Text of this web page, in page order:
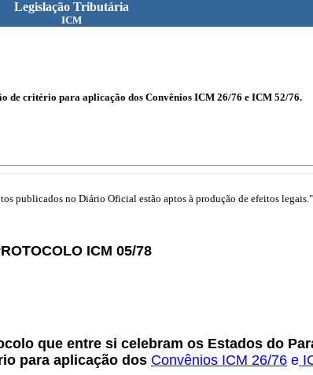
Legislação Tributária
ICM
de critério para aplicação dos Convênios ICM 26/76 e ICM 52/76.
publicados no Diário Oficial estão aptos à produção de efeitos legais."
ICM 05/78
que entre si celebram os Estados do
para aplicação dos Convênios ICM 26/76 e